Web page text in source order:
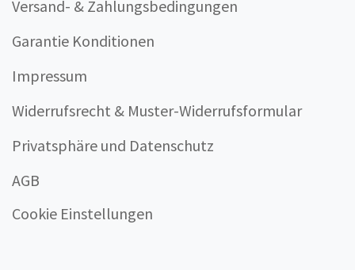
Versand- & Zahlungsbedingungen
Garantie Konditionen
Impressum
Widerrufsrecht & Muster-Widerrufsformular
Privatsphäre und Datenschutz
AGB
Cookie Einstellungen